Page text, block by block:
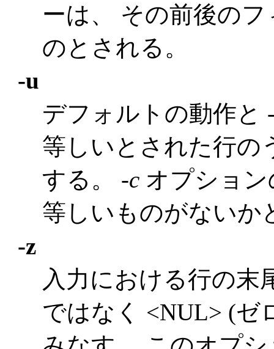
ーは、 その前後の
のとされる。
-u
デフォルトの動作と
等しいとされた行の
する。 -c オプショ
等しいものがないか
-z
入力における行の末
ではなく <NUL> (ゼ